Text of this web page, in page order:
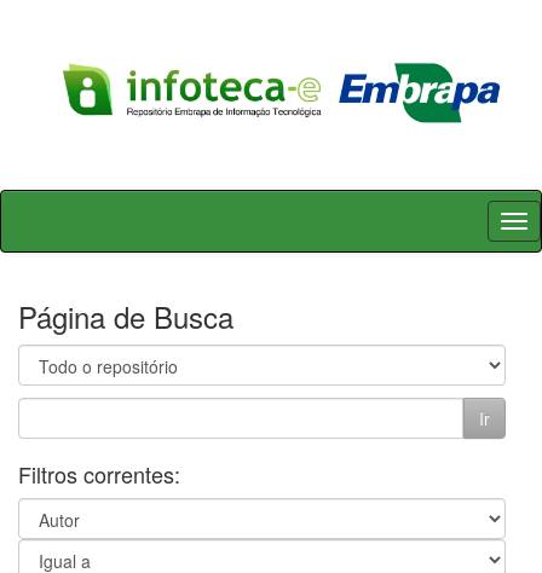
Skip
Página de Busca
Filtros correntes: